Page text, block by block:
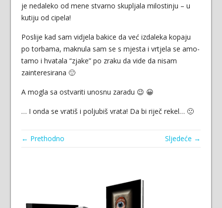
je nedaleko od mene stvarno skupljala milostinju – u
kutiju od cipela!
Poslije kad sam vidjela bakice da već izdaleka kopaju
po torbama, maknula sam se s mjesta i vrtjela se amo-
tamo i hvatala “zjake” po zraku da vide da nisam
zainteresirana 🙂
A mogla sa ostvariti unosnu zaradu 😉 😀
… I onda se vratiš i poljubiš vrata! Da bi riječ rekel… 🙁
← Prethodno Sljedeće →